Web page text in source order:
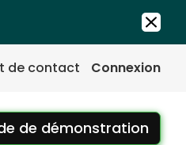
de contact Connexion
de démonstration